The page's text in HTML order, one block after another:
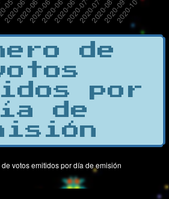
de
por
de